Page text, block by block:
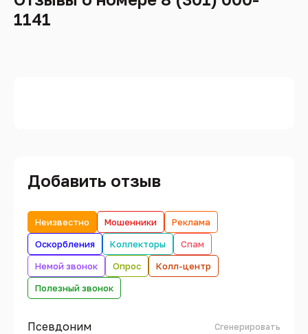
1141
Добавить отзыв
Неизвестно Мошенники
Реклама
Оскорбления
Коллекторы
Спам
Немой звонок
Опрос
Колл-центр
Полезный звонок
Псевдоним Сгенерировать